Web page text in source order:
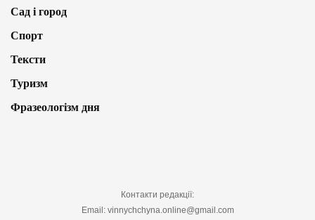
Сад і город
Спорт
Тексти
Туризм
Фразеологізм дня
Контакти редакції:
Email: vinnychchyna.online@gmail.com